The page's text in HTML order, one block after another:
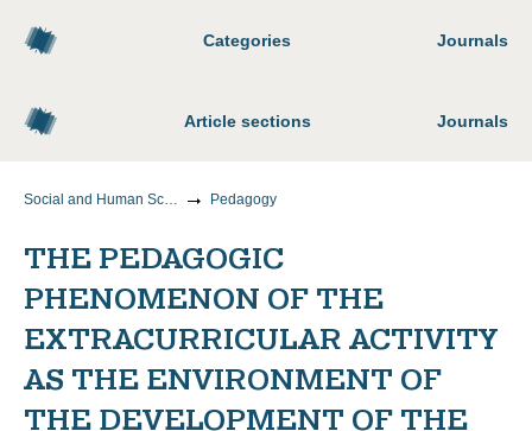
Categories Journals
Article sections Journals
Social and Human Sciences Pedagogy
THE PEDAGOGIC
PHENOMENON OF THE
EXTRACURRICULAR ACTIVITY
AS THE ENVIRONMENT OF
THE DEVELOPMENT OF THE